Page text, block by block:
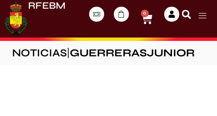
RFEBM
0
NOTICIAS GUERRERASJUNIOR